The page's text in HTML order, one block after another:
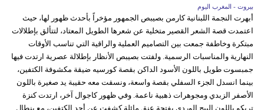
بيروت - المغرب اليوم
أبهرت النجمة اللبنانية كارمن بصيبص الجمهور مؤخراً بأحدث ظهور لها، حيث
اعتمدت قصة الشعر القصير متخلية عن شعرها الطويل المعتاد، لتتألق بإطلالات
مبتكرة وخاطفة جمعت بين التصاميم العملية والراقية التي تناسب الأوقات
النهارية والمناسبات الرسمية. ولفتت بصيبص الأنظار بإطلالة عصرية ارتدت فيها
جمبسوت طويل باللون الأسود الداكن بقصة كورسيه ضيقة مكشوفة الكتفين،
بينما انسدل الجزء السفلي بقصة واسعة، ونسقت معه حقيبة يد صغيرة باللون
الأصفر الزبدي ومجوهرات ذهبية ناعمة. وفي ظهور كاجوال آخر، ارتدت كنزة
تريكو باللون البيج الوردي بفتحة عنق مائلة كشفت عن أحد الكتفين، مع بنطال